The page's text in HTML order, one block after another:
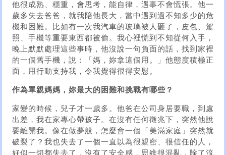
他很成熟、穩重，會思考，能自律，遇事不會慌張。他一
歲多失去爸爸，就我陪他長大，當中遇到過不知多少的危
機和困難。比如有一次我汽車的玻璃被人砸了，皮包、駕
照、手機等重要東西都被偷。我心裡慌到不知從何入手，
晚上默默處理這些事時，他沒說一句負面的話，找到家裡
的一個舊手機，說：「媽，妳拿這個用。」他態度積極正
面，用行動支持我，令我覺得很得安慰。
作為單親媽媽，妳最大的困難和挑戰有哪些？
家變的時候，兒子才一歲多。他爸在公司身居要職，到處
出差，我在家專心帶孩子。在沒有任何徵兆下，突然他說
要離開我。像在做夢般，怎麼會一個「美滿家庭」突然就
破裂了？我也失去了一個一直以為很親密、很信任的人，
好似一切都失去了，沒有了安全感，思維很混亂，除了流